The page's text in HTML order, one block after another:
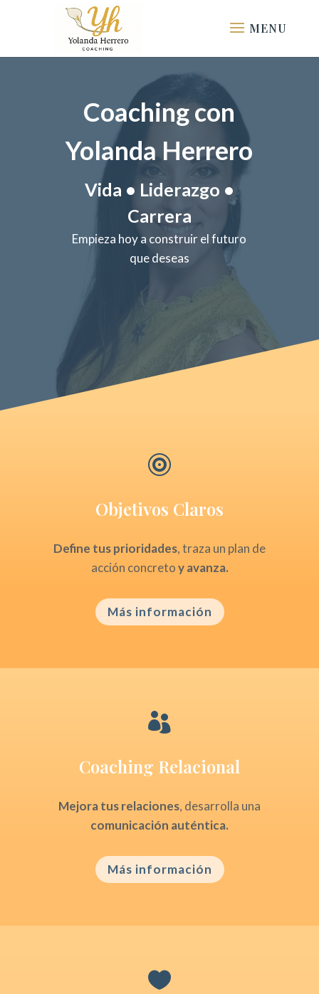
Coaching con
Yolanda Herrero
Vida • Liderazgo •
Carrera
Empieza hoy a construir el futuro
que deseas

Objetivos Claros
Define tus prioridades, traza un plan de
acción concretoy avanza.
Más información

Coaching Relacional
Mejora tus relaciones, desarrolla una
comunicación auténtica.
Más información
